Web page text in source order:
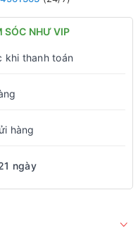
SÓC NHƯ VIP
khi thanh toán
hàng
ngày